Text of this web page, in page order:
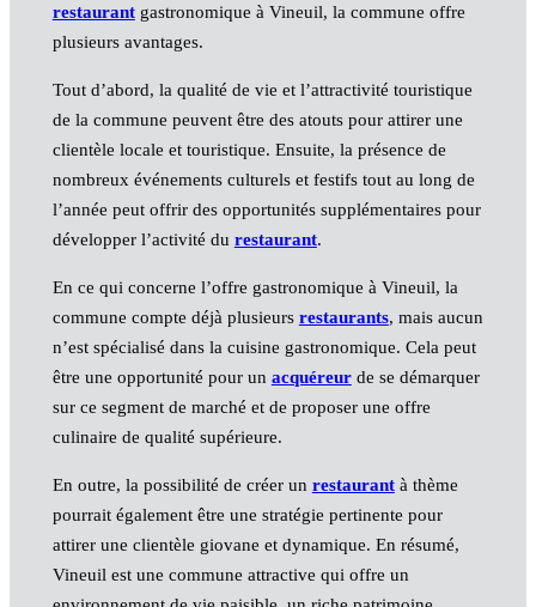
restaurantgastronomique à Vineuil, la commune offre
plusieurs avantages.
Tout d’abord, la qualité de vie et l’attractivité touristique
de la commune peuvent être des atouts pour attirer une
clientèle locale et touristique. Ensuite, la présence de
nombreux événements culturels et festifs tout au long de
l’année peut offrir des opportunités supplémentaires pour
développer l’activité du restaurant.
En ce qui concerne l’offre gastronomique à Vineuil, la
commune compte déjà plusieurs restaurants, mais aucun
n’est spécialisé dans la cuisine gastronomique. Cela peut
être une opportunité pour un acquéreurde se démarquer
sur ce segment de marché et de proposer une offre
culinaire de qualité supérieure.
En outre, la possibilité de créer un restaurantà thème
pourrait également être une stratégie pertinente pour
attirer une clientèle giovane et dynamique. En résumé,
Vineuil est une commune attractive qui offre un